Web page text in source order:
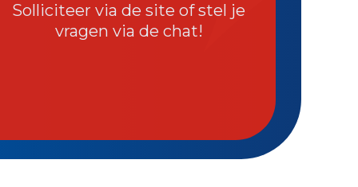
Solliciteer via de site of stel je
vragen via de chat!